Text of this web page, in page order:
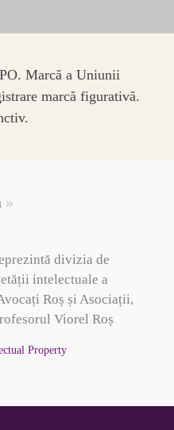
Marcă a Uniunii
marcă figurativă.
»
divizia de
intelectuale a
Roș și Asociații,
Viorel Roș
Property